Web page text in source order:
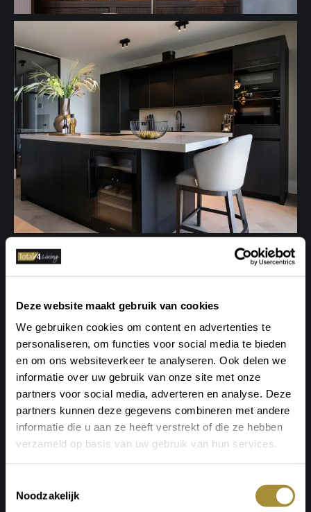
Deze website maakt gebruik van cookies
We gebruiken cookies om content en advertenties te
personaliseren, om functies voor social media te bieden
en om ons websiteverkeer te analyseren. Ook delen we
informatie over uw gebruik van onze site met onze
partners voor social media, adverteren en analyse. Deze
partners kunnen deze gegevens combineren met andere
informatie die u aan ze heeft verstrekt of die ze hebben
verzameld op basis van uw gebruik van hun services.
Noodzakelijk